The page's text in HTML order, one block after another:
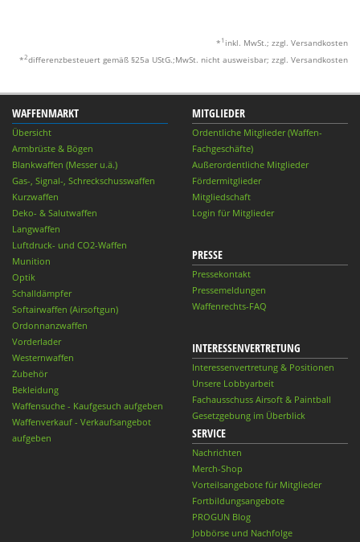
* 1 inkl. MwSt.; zzgl. Versandkosten
*2differenzbesteuert gemäß §25a UStG.;MwSt. nicht ausweisbar; zzgl. Versandkosten
WAFFENMARKT
Übersicht
Armbrüste & Bögen
Blankwaffen (Messer u.ä.)
Gas-, Signal-, Schreckschusswaffen
Kurzwaffen
Deko- & Salutwaffen
Langwaffen
Luftdruck- und CO2-Waffen
Munition
Optik
Schalldämpfer
Softairwaffen (Airsoftgun)
Ordonnanzwaffen
Vorderlader
Westernwaffen
Zubehör
Bekleidung
Waffensuche - Kaufgesuch aufgeben
Waffenverkauf - Verkaufsangebot
aufgeben
MITGLIEDER
Ordentliche Mitglieder (Waffen-
Fachgeschäfte)
Außerordentliche Mitglieder
Fördermitglieder
Mitgliedschaft
Login für Mitglieder
PRESSE
Pressekontakt
Pressemeldungen
Waffenrechts-FAQ
INTERESSENVERTRETUNG
Interessenvertretung & Positionen
Unsere Lobbyarbeit
Fachausschuss Airsoft & Paintball
Gesetzgebung im Überblick
SERVICE
Nachrichten
Merch-Shop
Vorteilsangebote für Mitglieder
Fortbildungsangebote
PROGUN Blog
Jobbörse und Nachfolge